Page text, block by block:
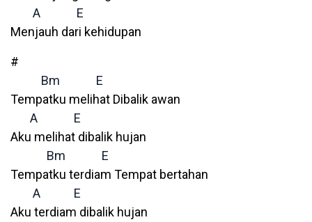
A
E
Menjauh dari kehidupan
#
Bm
E
Tempatku melihat Dibalik awan
A
E
Aku melihat dibalik hujan
Bm
E
Tempatku terdiam Tempat bertahan
A
E
Aku terdiam dibalik hujan